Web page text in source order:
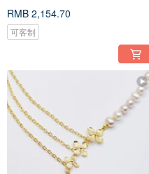
RMB 2,154.70
可客制